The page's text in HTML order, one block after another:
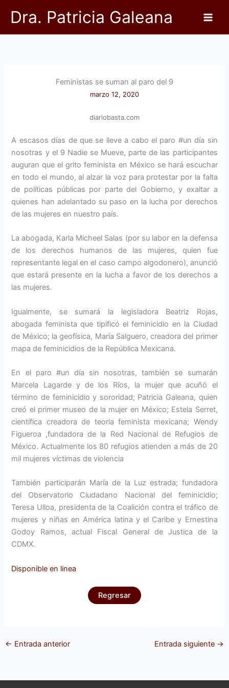
Dra. Patricia Galeana
Feministas se suman al paro del 9
marzo 12, 2020
diariobasta.com
A escasos días de que se lleve a cabo el paro #un día sin
nosotras y el 9 Nadie se Mueve, parte de las participantes
auguran que el grito feminista en México se hará escuchar
en todo el mundo, al alzar la voz para protestar por la falta
de políticas públicas por parte del Gobierno, y exaltar a
quienes han adelantado su paso en la lucha por derechos
de las mujeres en nuestro país.
La abogada, Karla Micheel Salas (por su labor en la defensa
de los derechos humanos de las mujeres, quien fue
representante legal en el caso campo algodonero), anunció
que estará presente en la lucha a favor de los derechos a
las mujeres.
Igualmente, se sumará la legisladora Beatriz Rojas,
abogada feminista que tipificó el feminicidio en la Ciudad
de México; la geofísica, María Salguero, creadora del primer
mapa de feminicidios de la República Mexicana.
En el paro #un día sin nosotras, también se sumarán
Marcela Lagarde y de los Ríos, la mujer que acuñó el
término de feminicidio y sororidad; Patricia Galeana, quien
creó el primer museo de la mujer en México; Estela Serret,
científica creadora de teoría feminista mexicana; Wendy
Figueroa ,fundadora de la Red Nacional de Refugios de
México. Actualmente los 80 refugios atienden a más de 20
mil mujeres víctimas de violencia
También participarán María de la Luz estrada; fundadora
del Observatorio Ciudadano Nacional del feminicidio;
Teresa Ulloa, presidenta de la Coalición contra el tráfico de
mujeres y niñas en América latina y el Caribe y Ernestina
Godoy Ramos, actual Fiscal General de Justica de la
CDMX.
Disponible en linea
Regresar
← Entrada anterior Entrada siguiente →